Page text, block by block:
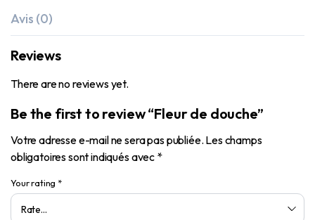
Avis (0)
Reviews
There are no reviews yet.
Be the first to review “Fleur de douche”
Votre adresse e-mail ne sera pas publiée. Les champs
obligatoires sont indiqués avec *
Your rating *